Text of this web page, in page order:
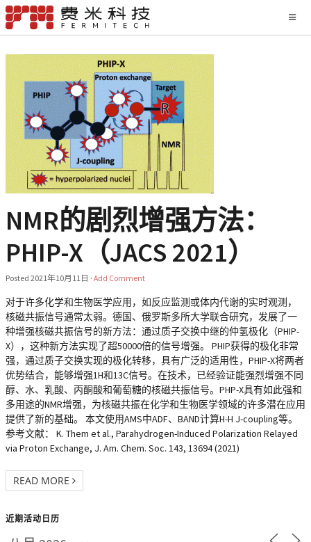
NMR的剧烈增强方法：
PHIP-X（JACS 2021）
Posted 2021年10月11日 · Add Comment
对于许多化学和生物医学应用，如反应监测或体内代谢的实时观测，
核磁共振信号通常太弱。德国、俄罗斯多所大学联合研究，发展了一
种增强核磁共振信号的新方法：通过质子交换中继的仲氢极化（PHIP-
X），这种新方法实现了超50000倍的信号增强。 PHIP获得的极化非常
强，通过质子交换实现的极化转移，具有广泛的适用性，PHIP-X将两者
优势结合，能够增强1H和13C信号。在技术，已经验证能强烈增强不同
醇、水、乳酸、丙酮酸和葡萄糖的核磁共振信号。PHP-X具有如此强和
多用途的NMR增强，为核磁共振在化学和生物医学领域的许多潜在应用
提供了新的基础。 本文使用AMS中ADF、BAND计算H-H J-coupling等。
参考文献： K. Them et al., Parahydrogen-Induced Polarization Relayed
via Proton Exchange, J. Am. Chem. Soc. 143, 13694 (2021)
READ MORE
近期活动日历